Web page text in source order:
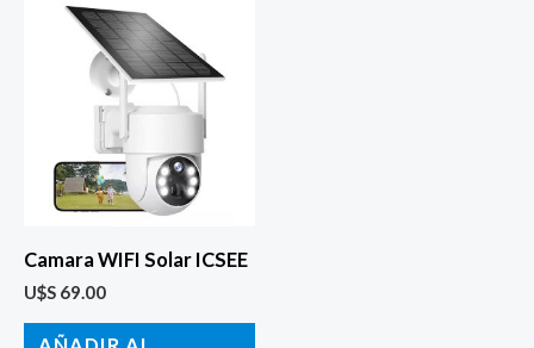
Camara WIFI Solar ICSEE
U$S 69.00